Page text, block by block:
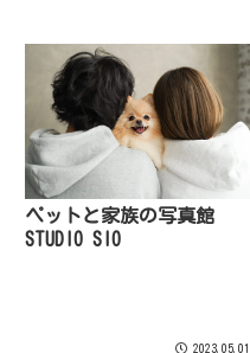
ペットと家族の写真館
STUDIO SIO
2023.05.01